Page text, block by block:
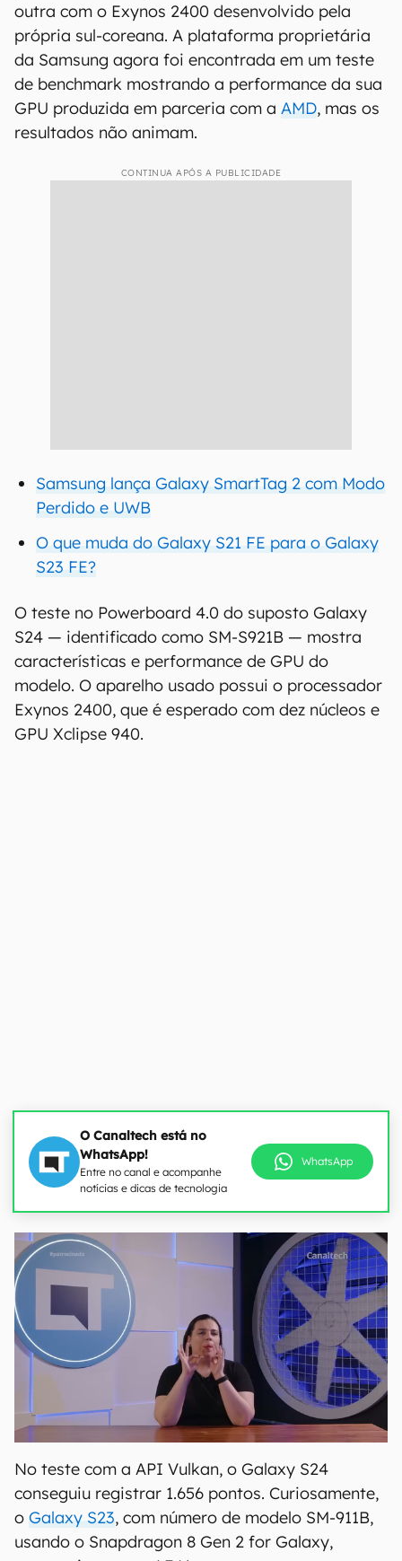
outra com o Exynos 2400 desenvolvido pela
própria sul-coreana. A plataforma proprietária
da Samsung agora foi encontrada em um teste
de benchmark mostrando a performance da sua
GPU produzida em parceria com a AMD, mas os
resultados não animam.
CONTINUA APÓS A PUBLICIDADE
Samsung lança Galaxy SmartTag 2 com Modo
Perdido e UWB
O que muda do Galaxy S21 FE para o Galaxy
S23 FE?
O teste no Powerboard 4.0 do suposto Galaxy
S24 — identificado como SM-S921B — mostra
características e performance de GPU do
modelo. O aparelho usado possui o processador
Exynos 2400, que é esperado com dez núcleos e
GPU Xclipse 940.
O Canaltech está no
WhatsApp!
Entre no canal e acompanhe
notícias e dicas de tecnologia
WhatsApp
No teste com a API Vulkan, o Galaxy S24
conseguiu registrar 1.656 pontos. Curiosamente,
o Galaxy S23, com número de modelo SM-911B,
usando o Snapdragon 8 Gen 2 for Galaxy,